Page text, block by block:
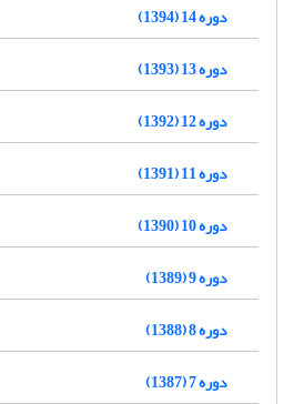
دوره 14 (1394)
دوره 13 (1393)
دوره 12 (1392)
دوره 11 (1391)
دوره 10 (1390)
دوره 9 (1389)
دوره 8 (1388)
دوره 7 (1387)